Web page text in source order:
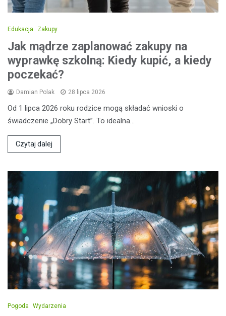
Edukacja Zakupy
Jak mądrze zaplanować zakupy na
wyprawkę szkolną: Kiedy kupić, a kiedy
poczekać?
Damian Polak 28 lipca 2026
Od 1 lipca 2026 roku rodzice mogą składać wnioski o
świadczenie „Dobry Start”. To idealna…
Czytaj dalej
Pogoda Wydarzenia